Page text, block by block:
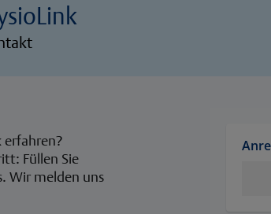
erfahren?
Füllen Sie
Wir melden uns